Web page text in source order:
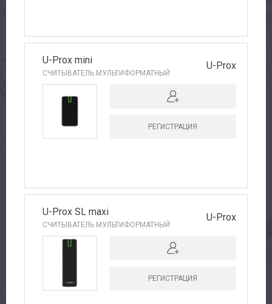
U-Prox mini
СЧИТЫВАТЕЛЬ МУЛЬТИФОРМАТНЫЙ
U-Prox
РЕГИСТРАЦИЯ
U-Prox SL maxi
СЧИТЫВАТЕЛЬ МУЛЬТИФОРМАТНЫЙ
U-Prox
РЕГИСТРАЦИЯ